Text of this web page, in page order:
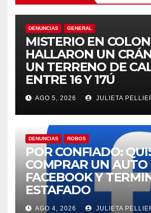
DENUNCIAS GENERAL
MISTERIO EN
HALLARON UN
UN TERRENO DE
ENTRE 16 Y 17Ú
AGO 5, 2026 JULIETA
DENUNCIAS ROBOS
POR CONFIADO:
COMPRAR UN AUTO
FACEBOOK Y
ESTAFADO
AGO 4, 2026 JULIETA